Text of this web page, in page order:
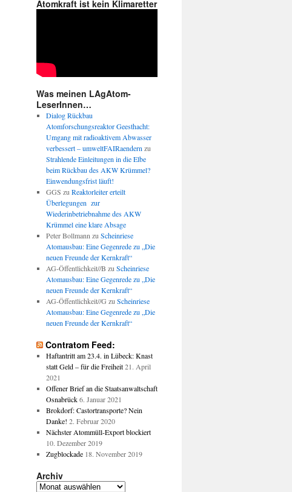
Atomkraft ist kein Klimaretter
Was meinen LAgAtom-
LeserInnen…
Dialog Rückbau
Atomforschungsreaktor Geesthacht:
Umgang mit radioaktivem Abwasser
verbessert – umweltFAIRaendern zu
Strahlende Einleitungen in die Elbe
beim Rückbau des AKW Krümmel?
Einwendungsfrist läuft!
GGS zu Reaktorleiter erteilt
Überlegungen zur
Wiederinbetriebnahme des AKW
Krümmel eine klare Absage
Peter Bollmann zu Scheinriese
Atomausbau: Eine Gegenrede zu „Die
neuen Freunde der Kernkraft“
AG-Öffentlichkeit//B zu Scheinriese
Atomausbau: Eine Gegenrede zu „Die
neuen Freunde der Kernkraft“
AG-Öffentlichkeit//G zu Scheinriese
Atomausbau: Eine Gegenrede zu „Die
neuen Freunde der Kernkraft“
Contratom Feed:
Haftantritt am 23.4. in Lübeck: Knast
statt Geld – für die Freiheit 21. April
2021
Offener Brief an die Staatsanwaltschaft
Osnabrück 6. Januar 2021
Brokdorf: Castortransporte? Nein
Danke! 2. Februar 2020
Nächster Atommüll-Export blockiert
10. Dezember 2019
Zugblockade 18. November 2019
Archiv
Archiv